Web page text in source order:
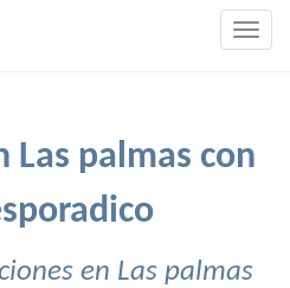
Las palmas con
en Las palmas